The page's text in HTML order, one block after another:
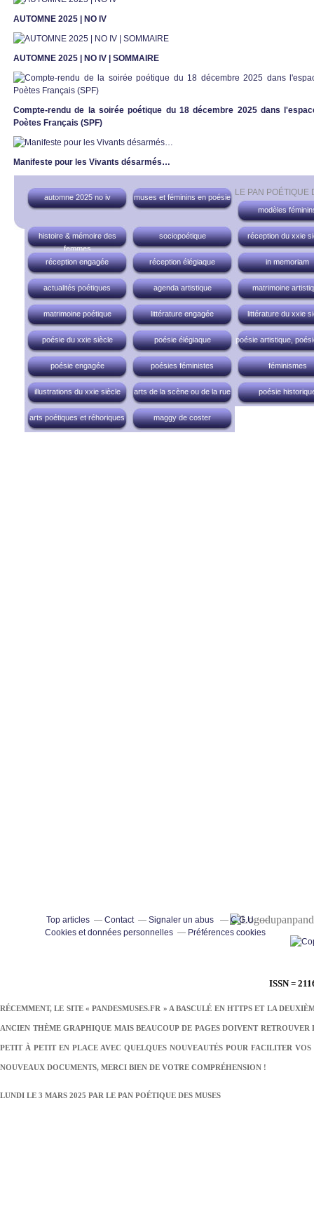
AUTOMNE 2025 | NO IV
AUTOMNE 2025 | NO IV | SOMMAIRE
Compte-rendu de la soirée poétique du 18 décembre 2025 dans
Poètes Français (SPF)
Manifeste pour les Vivants désarmés…
LE PAN POÉTIQUE
automne 2025 no iv
muses et féminins en poésie
modèles
histoire & mémoire des
femmes
sociopoétique réception du xxie
réception engagée réception élégiaque in memoriam
actualités poétiques agenda artistique matrimoine
matrimoine poétique littérature engagée littérature du xxie
poésie du xxie siècle poésie élégiaque poésie artistique,
poésie engagée poésies féministes féminismes
illustrations du xxie siècle arts de la scène ou de la rue poésie
arts poétiques et réhoriques maggy de coster
ISSN =
RÉCEMMENT, LE SITE « PANDESMUSES.FR » A BASCULÉ EN HTTPS ET LA
ANCIEN THÈME GRAPHIQUE MAIS BEAUCOUP DE PAGES DOIVENT
PETIT À PETIT EN PLACE AVEC QUELQUES NOUVEAUTÉS POUR FACILITER
NOUVEAUX DOCUMENTS, MERCI BIEN DE VOTRE COMPRÉHENSION !
LUNDI LE 3 MARS 2025 PAR LE PAN POÉTIQUE DES MUSES
Top articles Contact Signaler un abus
C.G.U.
Cookies et données personnelles
Préférences cookies